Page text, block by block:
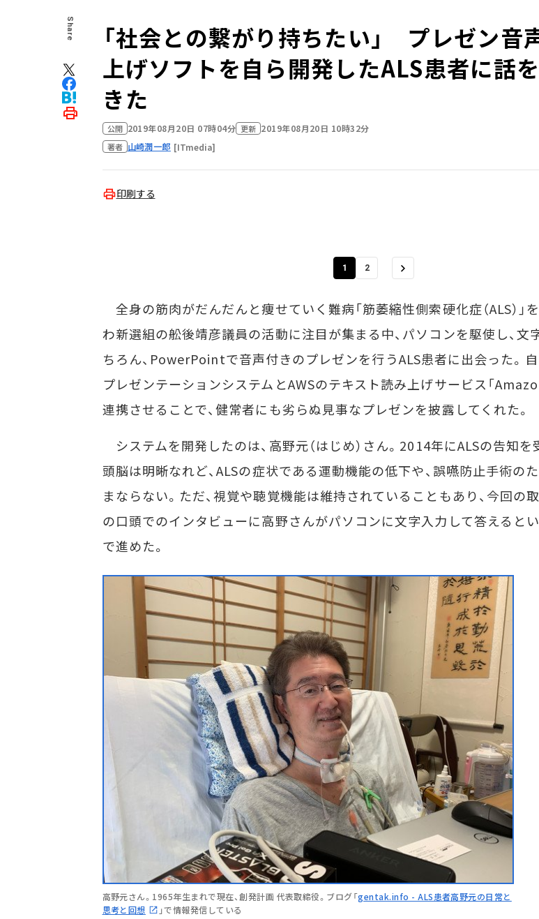
Share
「社会との繋がり持ちたい」 プレゼン音
上げソフトを自ら開発したALS患者に話
きた
公開 2019年08月20日 07時04分 更新 2019年08月20日 10時32分
著者 山崎潤一郎 [ITmedia]
印刷する
1 2
全身の筋肉がだんだんと痩せていく難病「筋萎縮性側索硬化症（ALS）」
わ新選組の舩後靖彦議員の活動に注目が集まる中、パソコンを駆使し、文
ちろん、PowerPointで音声付きのプレゼンを行うALS患者に出会った。
プレゼンテーションシステムとAWSのテキスト読み上げサービス「
連携させることで、健常者にも劣らぬ見事なプレゼンを披露してくれた。
システムを開発したのは、高野元（はじめ）さん。2014年にALSの告知を
頭脳は明晰なれど、ALSの症状である運動機能の低下や、誤嚥防止手術の
まならない。ただ、視覚や聴覚機能は維持されていることもあり、今回の
の口頭でのインタビューに高野さんがパソコンに文字入力して答えると
で進めた。
高野元さん。1965年生まれで現在、創発計画 代表取締役。ブログ「gentak.info - ALS患者高野元の日常と
思考と回想
」で情報発信している